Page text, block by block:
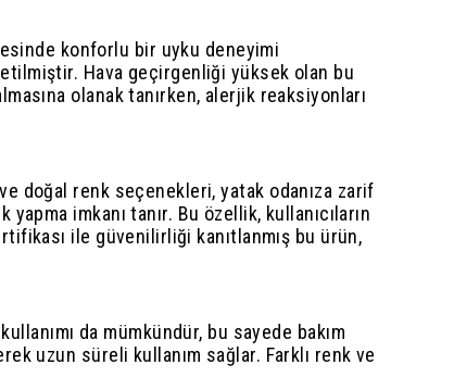
konforlu bir uyku deneyimi
Hava geçirgenliği yüksek olan bu
olanak tanırken, alerjik reaksiyonları
doğal renk seçenekleri, yatak odanıza zarif
imkanı tanır. Bu özellik, kullanıcıların
ile güvenilirliği kanıtlanmış bu ürün,
da mümkündür, bu sayede bakım
uzun süreli kullanım sağlar. Farklı renk ve